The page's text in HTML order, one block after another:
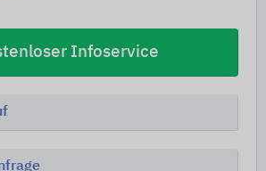
Infoservice